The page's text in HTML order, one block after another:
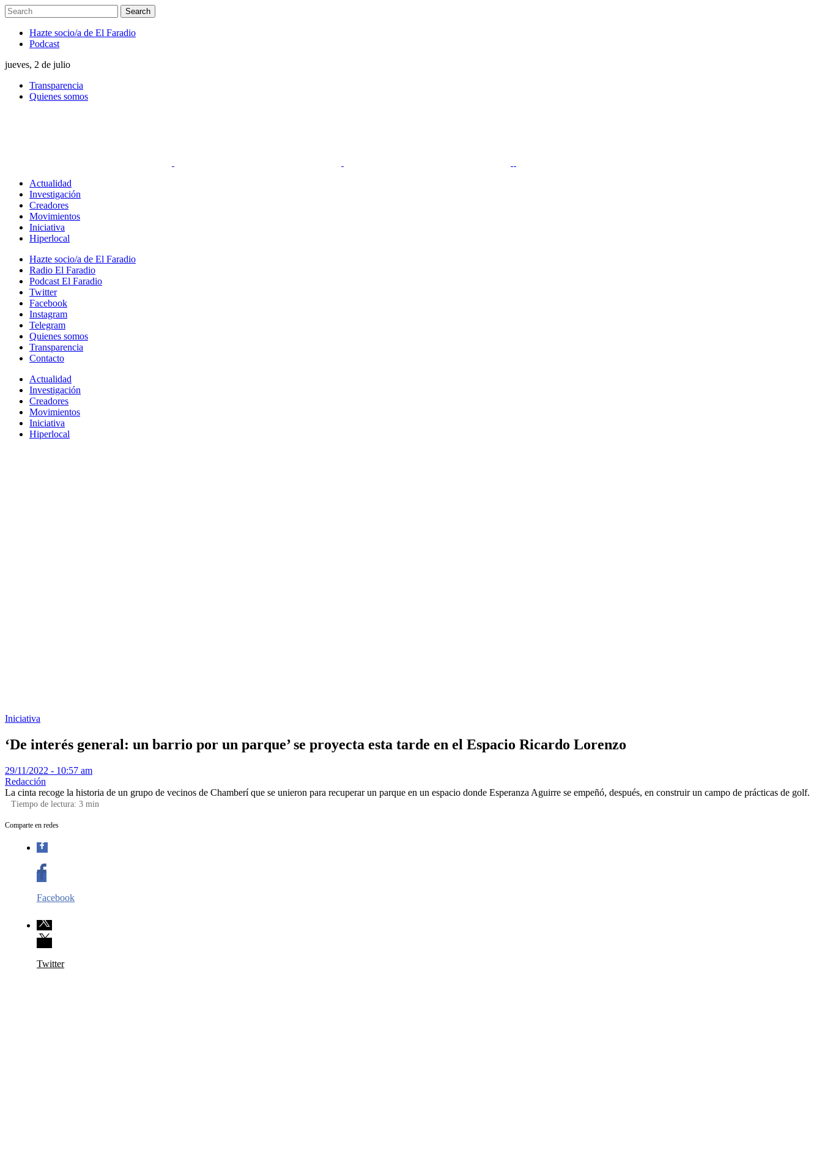
Hazte socio/a de El Faradio
Podcast
jueves, 2 de julio
Transparencia
Quienes somos
Actualidad
Investigación
Creadores
Movimientos
Iniciativa
Hiperlocal
Hazte socio/a de El Faradio
Radio El Faradio
Podcast El Faradio
Twitter
Facebook
Instagram
Telegram
Quienes somos
Transparencia
Contacto
Actualidad
Investigación
Creadores
Movimientos
Iniciativa
Hiperlocal
Iniciativa
‘De interés general: un barrio por un parque’ se proyecta esta tarde en el Espacio Ricardo Lorenzo
29/11/2022 - 10:57 am
Redacción
La cinta recoge la historia de un grupo de vecinos de Chamberí que se unieron para recuperar un parque en un espacio donde Esperanza Aguirre se empeñó, después, en construir un campo de prácticas de golf.
Tiempo de lectura: 3 min
Comparte en redes
Facebook
Twitter